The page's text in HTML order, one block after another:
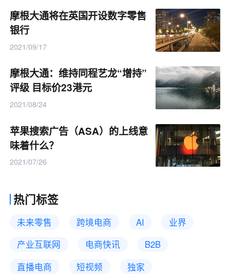
摩根大通将在英国开设数字零售
银行
2021/09/17
摩根大通：维持同程艺龙“增持”
评级 目标价23港元
2021/08/24
苹果搜索广告（ASA）的上线意
味着什么？
2021/07/26
热门标签
未来零售 跨境电商 AI
业界
产业互联网
电商快讯
B2B
直播电商
短视频 独家